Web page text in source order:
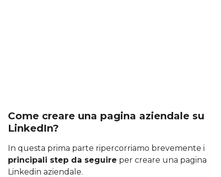
Come creare una pagina aziendale su
LinkedIn?
In questa prima parte ripercorriamo brevemente i
principali step da seguire per creare una pagina
Linkedin aziendale.